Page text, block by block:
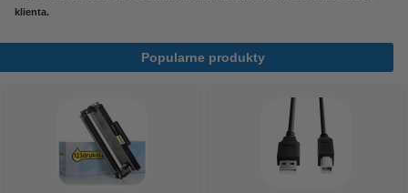
klienta.
Popularne produkty